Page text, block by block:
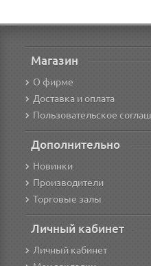
Магазин
О фирме
Доставка и оплата
Пользовательское
Дополнительно
Новинки
Производители
Торговые залы
Личный кабинет
Личный кабинет